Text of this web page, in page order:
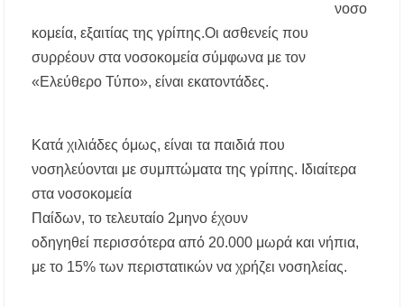
τους ελέγχους
Εγκρίθηκε η λειτουργία τμήματος της Σ.Α.Ε.Κ.
Μουδανιών στον Πολύγυρο– Δικαίωση της
Η ΕΥΑΘ επεκτείνεται στη Χαλκιδική – Τι
αλλάζει με τον νέο νόμο για ύδρευση και
αποχέτευση
Χαλκιδική: Νεκρός 69χρονος λουόμενος στην
παραλία Σίβηρης
νοσο
κομεία, εξαιτίας της γρίπης.Οι ασθενείς που
συρρέουν στα νοσοκομεία σύμφωνα με τον
«Ελεύθερο Τύπο», είναι εκατοντάδες.
Κατά χιλιάδες όμως, είναι τα παιδιά που
νοσηλεύονται με συμπτώματα της γρίπης. Ιδιαίτερα
στα νοσοκομεία
Παίδων, το τελευταίο 2μηνο έχουν
οδηγηθεί περισσότερα από 20.000 μωρά και νήπια,
με το 15% των περιστατικών να χρήζει νοσηλείας.